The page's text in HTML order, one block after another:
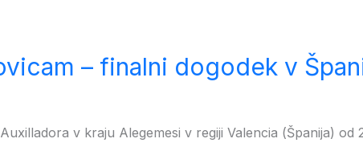
– finalni dogodek v
v kraju Alegemesi v regiji Valencia (Španija) od